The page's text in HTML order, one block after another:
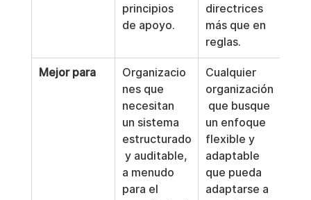
principios
de apoyo.
directrices
más que en
reglas.
Mejor para
Organizacio
nes que
necesitan
un sistema
estructurado
y auditable,
a menudo
para el
Cualquier
organización
que busque
un enfoque
flexible y
adaptable
que pueda
adaptarse a